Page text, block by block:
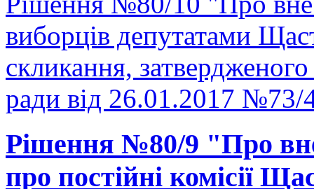
виборців депутатами
скликання,
ради від 26.01.2017 №73/
Рішення №80/9 "Про
про постійні комісії